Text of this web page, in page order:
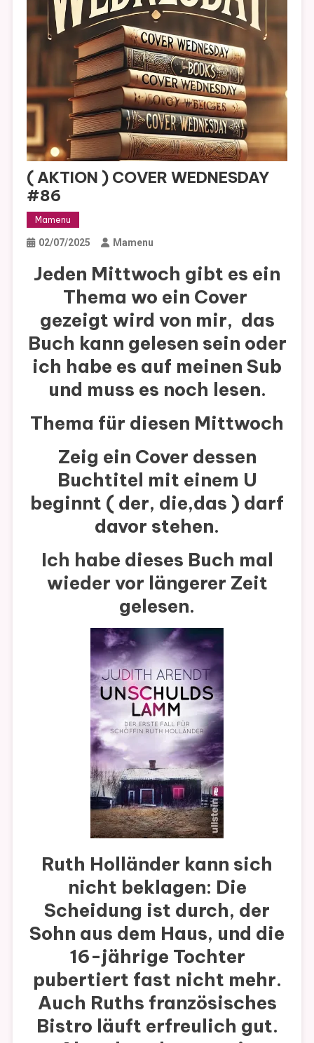
( AKTION ) COVER WEDNESDAY
#86
Mamenu
02/07/2025 Mamenu
Jeden Mittwoch gibt es ein
Thema wo ein Cover
gezeigt wird von mir, das
Buch kann gelesen sein oder
ich habe es auf meinen Sub
und muss es noch lesen.
Thema für diesen Mittwoch
Zeig ein Cover dessen
Buchtitel mit einem U
beginnt ( der, die,das ) darf
davor stehen.
Ich habe dieses Buch mal
wieder vor längerer Zeit
gelesen.
Ruth Holländer kann sich
nicht beklagen: Die
Scheidung ist durch, der
Sohn aus dem Haus, und die
16-jährige Tochter
pubertiert fast nicht mehr.
Auch Ruths französisches
Bistro läuft erfreulich gut.